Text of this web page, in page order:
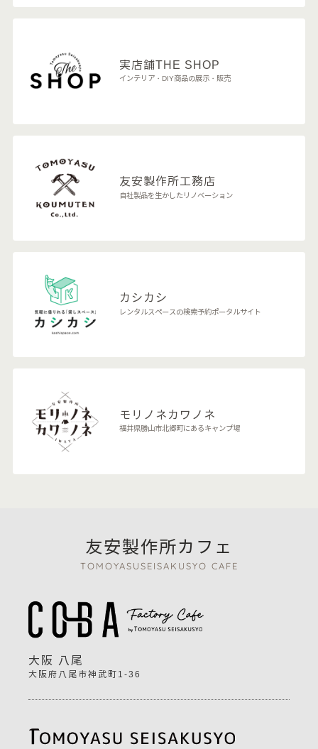
実店舗THE SHOP
インテリア・DIY商品の展示・販売
友安製作所工務店
自社製品を生かしたリノベーション
カシカシ
レンタルスペースの検索予約ポータルサイト
モリノネカワノネ
福井県勝山市北郷町にあるキャンプ場
友安製作所カフェ
TOMOYASUSEISAKUSYO CAFE
大阪 八尾
大阪府八尾市神武町1-36